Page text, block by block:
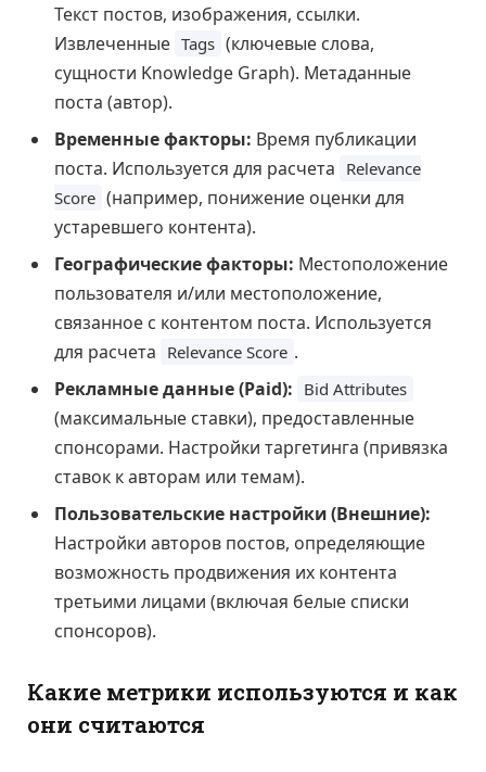
Текст постов, изображения, ссылки.
Извлеченные Tags (ключевые слова,
сущности Knowledge Graph). Метаданные
поста (автор).
Временные факторы: Время публикации
поста. Используется для расчета Relevance
Score (например, понижение оценки для
устаревшего контента).
Географические факторы: Местоположение
пользователя и/или местоположение,
связанное с контентом поста. Используется
для расчета Relevance Score .
Рекламные данные (Paid): Bid Attributes
(максимальные ставки), предоставленные
спонсорами. Настройки таргетинга (привязка
ставок к авторам или темам).
Пользовательские настройки (Внешние):
Настройки авторов постов, определяющие
возможность продвижения их контента
третьими лицами (включая белые списки
спонсоров).
Какие метрики используются и как
они считаются